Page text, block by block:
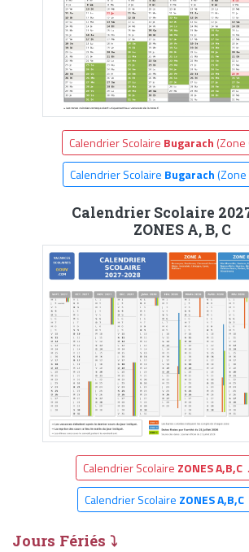
Calendrier Scolaire Bugarach (Zone
Calendrier Scolaire Bugarach(Zone
Calendrier Scolaire
ZONES A, B, C
Calendrier Scolaire ZONES A,B,C
Calendrier Scolaire ZONES A,B,C
Jours Fériés ⤵